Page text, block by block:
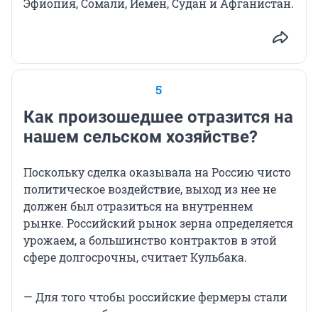
5
Как произошедшее отразится на
нашем сельском хозяйстве?
Поскольку сделка оказывала на Россию чисто
политическое воздействие, выход из нее не
должен был отразиться на внутреннем
рынке. Российский рынок зерна определяется
урожаем, а большинство контрактов в этой
сфере долгосрочны, считает Кульбака.
— Для того чтобы российские фермеры стали